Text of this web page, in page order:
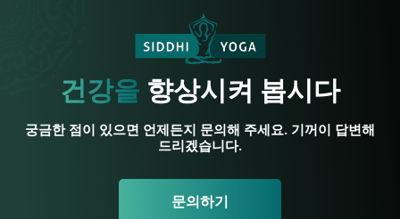
건강을 향상시켜 봅시다
궁금한 점이 있으면 언제든지 문의해 주세요. 기꺼이 답변해
드리겠습니다.
문의하기